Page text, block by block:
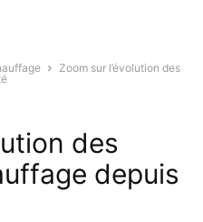
Zoom sur l’évolution des
des
depuis